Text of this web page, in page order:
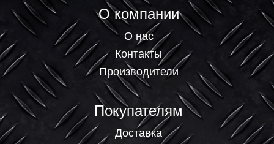
О компании
О нас
Контакты
Производители
Покупателям
Доставка